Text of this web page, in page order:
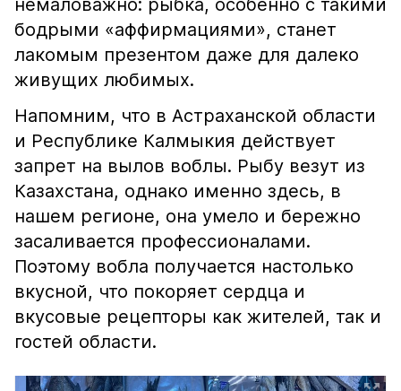
немаловажно: рыбка, особенно с такими
бодрыми «аффирмациями», станет
лакомым презентом даже для далеко
живущих любимых.
Напомним, что в Астраханской области
и Республике Калмыкия действует
запрет на вылов воблы. Рыбу везут из
Казахстана, однако именно здесь, в
нашем регионе, она умело и бережно
засаливается профессионалами.
Поэтому вобла получается настолько
вкусной, что покоряет сердца и
вкусовые рецепторы как жителей, так и
гостей области.